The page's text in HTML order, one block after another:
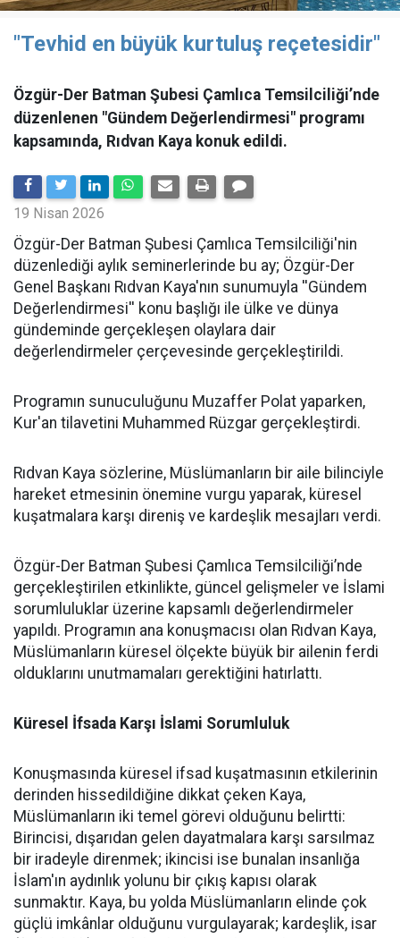
"Tevhid en büyük kurtuluş reçetesidir"
Özgür-Der Batman Şubesi Çamlıca Temsilciliği’nde
düzenlenen "Gündem Değerlendirmesi" programı
kapsamında, Rıdvan Kaya konuk edildi.
19 Nisan 2026
​Özgür-Der Batman Şubesi Çamlıca Temsilciliği'nin
düzenlediği aylık seminerlerinde bu ay; Özgür-Der
Genel Başkanı Rıdvan Kaya'nın sunumuyla ''Gündem
Değerlendirmesi'' konu başlığı ile ülke ve dünya
gündeminde gerçekleşen olaylara dair
değerlendirmeler çerçevesinde gerçekleştirildi.
Programın sunuculuğunu Muzaffer Polat yaparken,
Kur'an tilavetini Muhammed Rüzgar gerçekleştirdi.
Rıdvan Kaya sözlerine, Müslümanların bir aile bilinciyle
hareket etmesinin önemine vurgu yaparak, küresel
kuşatmalara karşı direniş ve kardeşlik mesajları verdi.
Özgür-Der Batman Şubesi Çamlıca Temsilciliği’nde
gerçekleştirilen etkinlikte, güncel gelişmeler ve İslami
sorumluluklar üzerine kapsamlı değerlendirmeler
yapıldı. Programın ana konuşmacısı olan Rıdvan Kaya,
Müslümanların küresel ölçekte büyük bir ailenin ferdi
olduklarını unutmamaları gerektiğini hatırlattı.
Küresel İfsada Karşı İslami Sorumluluk
Konuşmasında küresel ifsad kuşatmasının etkilerinin
derinden hissedildiğine dikkat çeken Kaya,
Müslümanların iki temel görevi olduğunu belirtti:
Birincisi, dışarıdan gelen dayatmalara karşı sarsılmaz
bir iradeyle direnmek; ikincisi ise bunalan insanlığa
İslam'ın aydınlık yolunu bir çıkış kapısı olarak
sunmaktır. Kaya, bu yolda Müslümanların elinde çok
güçlü imkânlar olduğunu vurgulayarak; kardeşlik, isar